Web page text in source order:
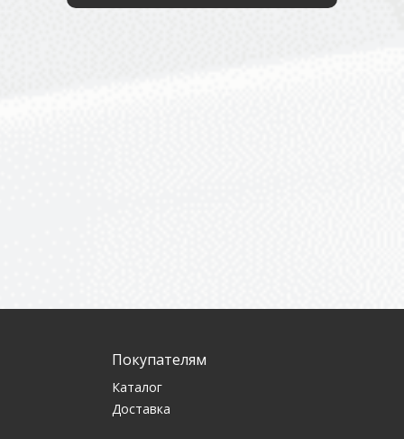
Покупателям
Каталог
Доставка